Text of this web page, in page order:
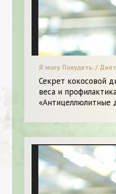
Я могу Похудеть. /
Секрет кокосовой
веса и
«Антицеллюлитные